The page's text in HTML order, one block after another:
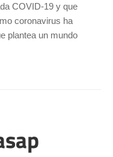
COVID-19 y que
coronavirus ha
plantea un mundo